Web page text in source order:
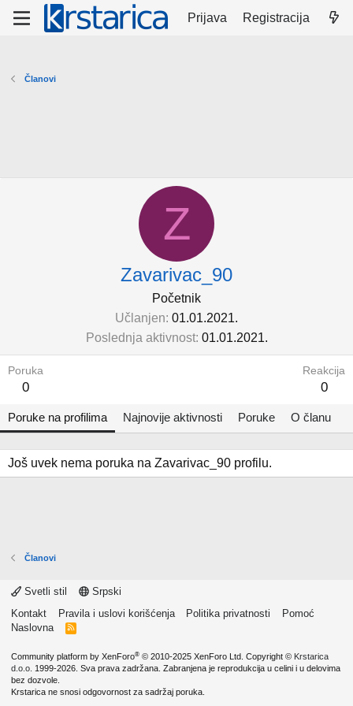
Prijava Registracija
Članovi
Z
Zavarivac_90
Početnik
Učlanjen 01.01.2021.
Poslednja aktivnost 01.01.2021.
Poruka
0
Reakcija
0
Poruke na profilima Najnovije aktivnosti Poruke O članu
Još uvek nema poruka na Zavarivac_90 profilu.
Članovi
Svetli stil
Srpski
Kontakt
Pravila i uslovi korišćenja Politika privatnosti
Pomoć
Naslovna
R
Community platform by XenForo® © 2010-2025 XenForo Ltd. Copyright © Krstarica
d.o.o. 1999-2026. Sva prava zadržana. Zabranjena je reprodukcija u celini i u delovima
bez dozvole.
Krstarica ne snosi odgovornost za sadržaj poruka.